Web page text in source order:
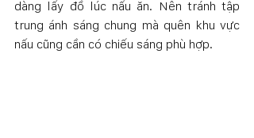
dàng lấy đồ lúc nấu ăn. Nên tránh tập
trung ánh sáng chung mà quên khu vực
nấu cũng cần có chiếu sáng phù hợp.